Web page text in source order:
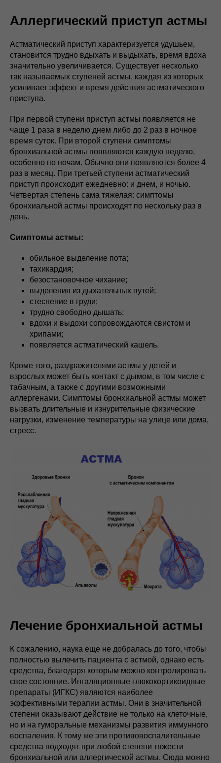
Аллергический приступ астмы
Астматический приступ характеризуется удушьем,
становится трудно вдыхать и выдыхать, время вдоха
значительно увеличивается. Существует несколько
так называемых ступеней астмы, каждая из которых
усиливает эффект и время действия астматического
приступа.
При первой ступени приступ астмы появляется не
чаще 1 раза в неделю днем либо до 2 раз в ночное
время суток. При второй ступени симптомы
бронхиальной астмы появляются каждую неделю,
особенно по ночам. Обычно они появляются более 4
раз в месяц. При третьей ступени астматический
приступ происходит ежедневно: и днем, и ночью.
Четвертая степень сама тяжелая: симптомы
бронхиальной астмы происходят по нескольку раз в
день.
Симптомы астмы:
обильное выделение пота;
тахикардия;
безостановочное чихание;
выделения из дыхательных путей;
стеснение в груди;
трудно свободно дышать;
вдохи и выдохи сопровождаются свистом и
хрипами;
появляется астматический кашель.
Кроме того, раздражителями астмы у детей и
взрослых может быть контакт с дымом, в том числе с
табачным, а также с другими возможными
аллергенами. Симптомы бронхиальной астмы может
вызвать длительные и изнурительные физические
нагрузки, изменение температуры на улице или дома,
стресс.
Лечение бронхиальной астмы
К сожалению, наука еще не добралась до того, чтобы
полностью вылечить пациента с астмой, однако есть
средства, благодаря которым можно контролировать
свое состояние. Ингаляционные глюкокортикоидные
препараты (ИГКС) являются наиболее
эффективными терапии астмы. Они в значительной
степени оказывают действие не только на клеточные,
но и на гуморальные механизмы развития иммунного
воспаления. К тому же эти противовоспалительные
средства подходят при любой степени тяжести
бронхиальной или аллергической астмы. Сюда можно